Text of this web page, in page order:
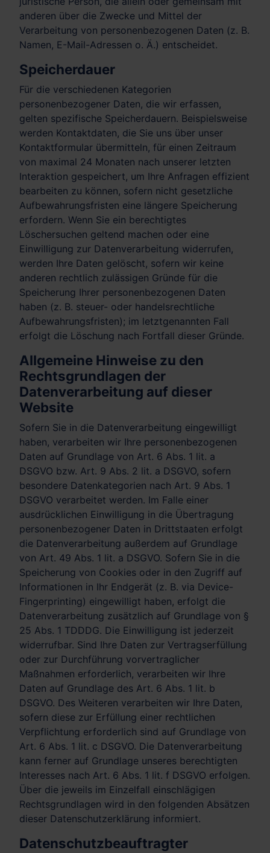
anderen über die Zwecke und Mittel der
Verarbeitung von personenbezogenen Daten (z. B.
Namen, E-Mail-Adressen o. Ä.) entscheidet.
Speicherdauer
Für die verschiedenen Kategorien
personenbezogener Daten, die wir erfassen,
gelten spezifische Speicherdauern. Beispielsweise
werden Kontaktdaten, die Sie uns über unser
Kontaktformular übermitteln, für einen Zeitraum
von maximal 24 Monaten nach unserer letzten
Interaktion gespeichert, um Ihre Anfragen effizient
bearbeiten zu können, sofern nicht gesetzliche
Aufbewahrungsfristen eine längere Speicherung
erfordern. Wenn Sie ein berechtigtes
Löschersuchen geltend machen oder eine
Einwilligung zur Datenverarbeitung widerrufen,
werden Ihre Daten gelöscht, sofern wir keine
anderen rechtlich zulässigen Gründe für die
Speicherung Ihrer personenbezogenen Daten
haben (z. B. steuer- oder handelsrechtliche
Aufbewahrungsfristen); im letztgenannten Fall
erfolgt die Löschung nach Fortfall dieser Gründe.
Allgemeine Hinweise zu den
Rechtsgrundlagen der
Datenverarbeitung auf dieser
Website
Sofern Sie in die Datenverarbeitung eingewilligt
haben, verarbeiten wir Ihre personenbezogenen
Daten auf Grundlage von Art. 6 Abs. 1 lit. a
DSGVO bzw. Art. 9 Abs. 2 lit. a DSGVO, sofern
besondere Datenkategorien nach Art. 9 Abs. 1
DSGVO verarbeitet werden. Im Falle einer
ausdrücklichen Einwilligung in die Übertragung
personenbezogener Daten in Drittstaaten erfolgt
die Datenverarbeitung außerdem auf Grundlage
von Art. 49 Abs. 1 lit. a DSGVO. Sofern Sie in die
Speicherung von Cookies oder in den Zugriff auf
Informationen in Ihr Endgerät (z. B. via Device-
Fingerprinting) eingewilligt haben, erfolgt die
Datenverarbeitung zusätzlich auf Grundlage von §
25 Abs. 1 TDDDG. Die Einwilligung ist jederzeit
widerrufbar. Sind Ihre Daten zur Vertragserfüllung
oder zur Durchführung vorvertraglicher
Maßnahmen erforderlich, verarbeiten wir Ihre
Daten auf Grundlage des Art. 6 Abs. 1 lit. b
DSGVO. Des Weiteren verarbeiten wir Ihre Daten,
sofern diese zur Erfüllung einer rechtlichen
Verpflichtung erforderlich sind auf Grundlage von
Art. 6 Abs. 1 lit. c DSGVO. Die Datenverarbeitung
kann ferner auf Grundlage unseres berechtigten
Interesses nach Art. 6 Abs. 1 lit. f DSGVO erfolgen.
Über die jeweils im Einzelfall einschlägigen
Rechtsgrundlagen wird in den folgenden Absätzen
dieser Datenschutzerklärung informiert.
Datenschutz­beauftragter